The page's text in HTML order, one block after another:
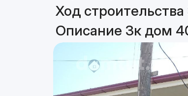
Ход
Описание 3к дом